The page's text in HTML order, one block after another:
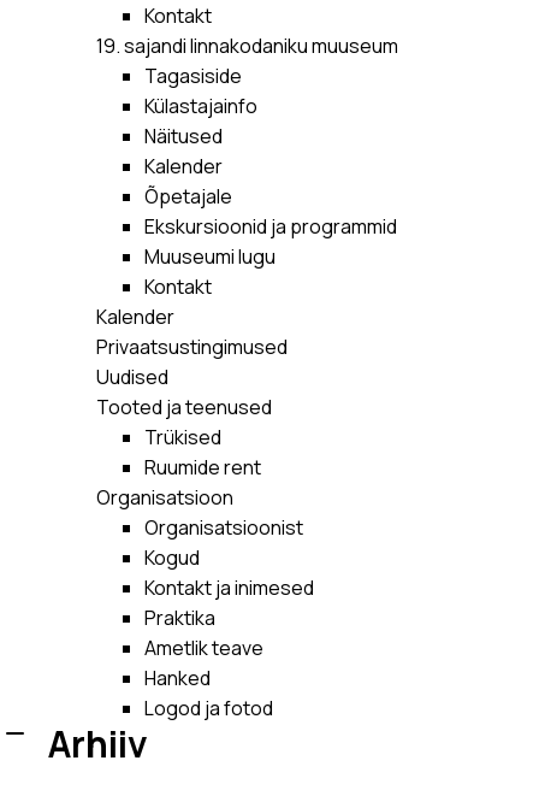
Kontakt
19. sajandi linnakodaniku muuseum
Tagasiside
Külastajainfo
Näitused
Kalender
Õpetajale
Ekskursioonid ja programmid
Muuseumi lugu
Kontakt
Kalender
Privaatsustingimused
Uudised
Tooted ja teenused
Trükised
Ruumide rent
Organisatsioon
Organisatsioonist
Kogud
Kontakt ja inimesed
Praktika
Ametlik teave
Hanked
Logod ja fotod
Arhiiv